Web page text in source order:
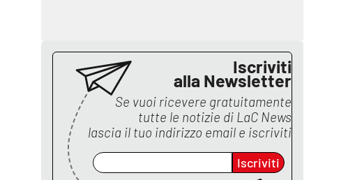
Iscriviti
alla Newsletter
Se vuoi ricevere gratuitamente
tutte le notizie di LaC News
lascia il tuo indirizzo email e iscriviti
Iscriviti